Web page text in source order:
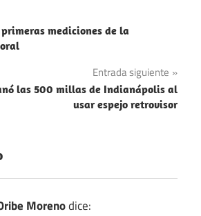
mediciones de la
Entrada siguiente
las 500 millas de Indianápolis al
usar espejo retrovisor
Morenodice: